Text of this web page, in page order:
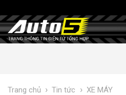
Trang chủ › Tin tức › XE MÁY